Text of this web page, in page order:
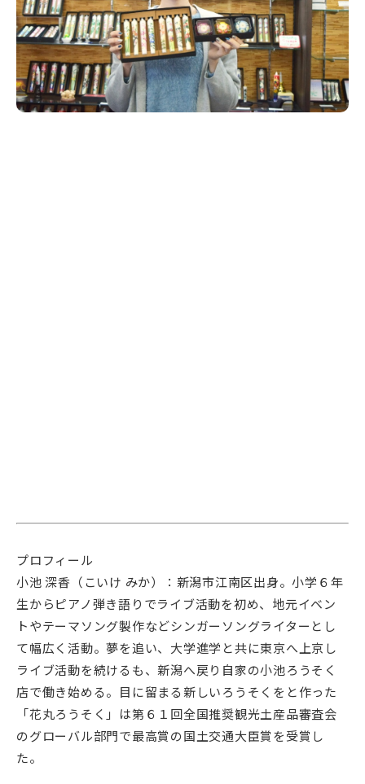
柏崎・刈羽・出雲崎
上越・妙高・糸魚川
ケーキ・パフェ
ビアガーデン・暑気払い
忘新年会・歓送迎会
プロフィール
小池 深香（こいけ みか）：新潟市江南区出身。小学６年
生からピアノ弾き語りでライブ活動を初め、地元イベン
トやテーマソング製作などシンガーソングライターとし
て幅広く活動。夢を追い、大学進学と共に東京へ上京し
ライブ活動を続けるも、新潟へ戻り自家の小池ろうそく
店で働き始める。目に留まる新しいろうそくをと作った
「花丸ろうそく」は第６１回全国推奨観光土産品審査会
のグローバル部門で最高賞の国土交通大臣賞を受賞し
た。